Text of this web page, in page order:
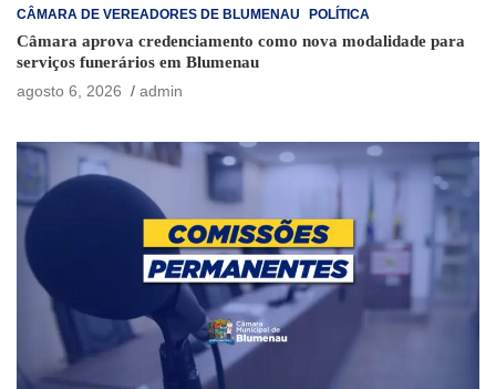
CÂMARA DE VEREADORES DE BLUMENAU POLÍTICA
Câmara aprova credenciamento como nova modalidade para
serviços funerários em Blumenau
agosto 6, 2026
admin